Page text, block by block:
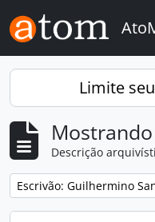
Skip to main content
Limite
Descrição
Remover filtro:
Escrivão: Guilhermino